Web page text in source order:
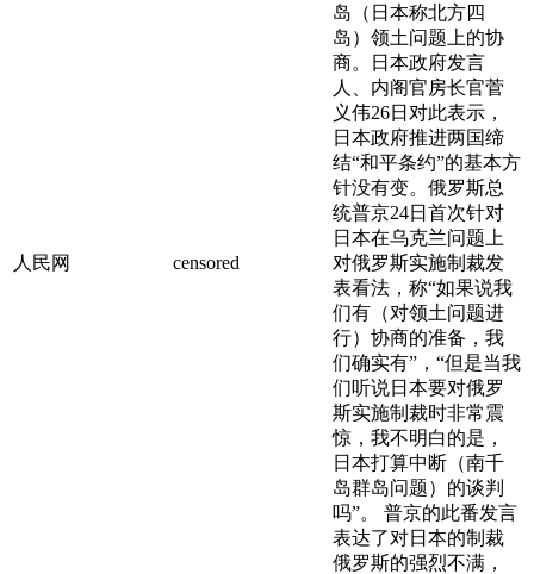
人民网 censored
岛（日本称北方四
岛）领土问题上的协
商。日本政府发言
人、内阁官房长官菅
义伟26日对此表示，
日本政府推进两国缔
结“和平条约”的基本方
针没有变。俄罗斯总
统普京24日首次针对
日本在乌克兰问题上
对俄罗斯实施制裁发
表看法，称“如果说我
们有（对领土问题进
行）协商的准备，我
们确实有”，“但是当我
们听说日本要对俄罗
斯实施制裁时非常震
惊，我不明白的是，
日本打算中断（南千
岛群岛问题）的谈判
吗”。 普京的此番发言
表达了对日本的制裁
俄罗斯的强烈不满，